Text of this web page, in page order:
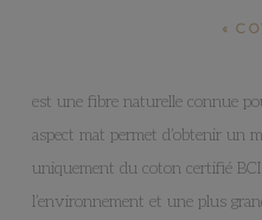
«
est une fibre naturelle connue
aspect mat permet d’obtenir un
uniquement du coton certifié
l’environnement et une plus